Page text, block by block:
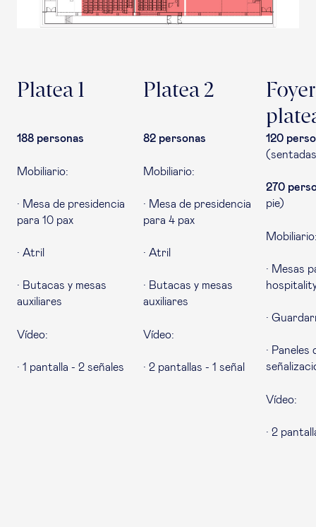
Platea 1 Platea 2
188 personas
Mobiliario:
· Mesa de presidencia
para 10 pax
· Atril
· Butacas y mesas
auxiliares
Vídeo:
· 1 pantalla - 2 señales
82 personas
Mobiliario:
· Mesa de presidencia
para 4 pax
· Atril
· Butacas y mesas
auxiliares
Vídeo:
· 2 pantallas - 1 señal
120
270
pie)
· Mesas
·
· Paneles
Vídeo:
· 2